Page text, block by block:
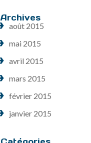
Archives
août 2015
mai 2015
avril 2015
mars 2015
février 2015
janvier 2015